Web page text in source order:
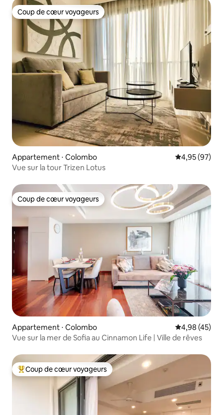
Coup de cœur voyageurs
Coup de cœur voyageurs
Appartement ⋅ Colombo Évaluation
4,95 (97)
Vue sur la tour Trizen Lotus
Coup de cœur voyageurs
Coup de cœur voyageurs
Appartement ⋅ Colombo Évaluation
4,98 (45)
Vue sur la mer de Sofia au Cinnamon Life | Ville de rêves
Coups de cœur voyageurs les plus appréciés
Coup de cœur voyageurs